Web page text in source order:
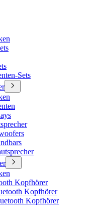
Sets
Kopfhörer
Kopfhörer
Kopfhörer